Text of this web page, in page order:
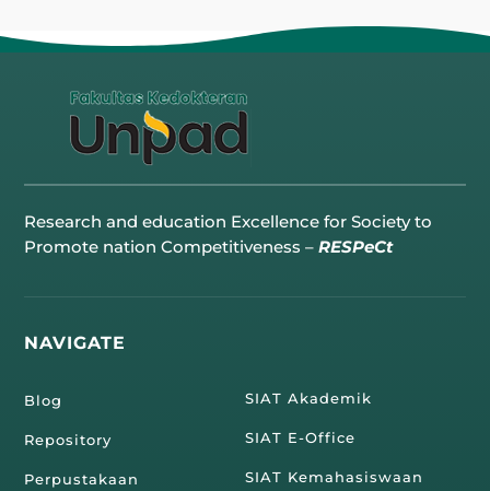
Lokasi Jalatista
Lokasi Kantin UNPAD
© Copyright FKUNPAD 2012-2026.
Peta Situs • Kebijakan Privasi •Penyangkalan